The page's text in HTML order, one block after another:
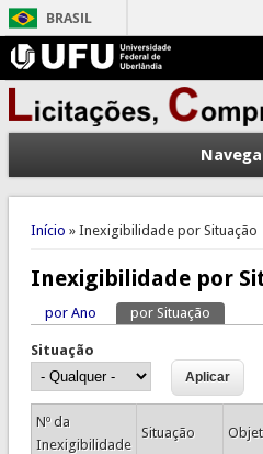
BRASIL
Você está aqui
Início » Inexigibilidade por Situação
Inexigibilidade por
Abas primárias
por Ano por Situação
Situação
Nº da
Inexigibilidade
Situação